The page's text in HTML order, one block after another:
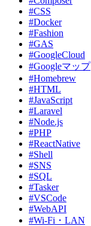
#CSS
#Docker
#Fashion
#GAS
#GoogleCloud
#Googleマップ
#Homebrew
#HTML
#JavaScript
#Laravel
#Node.js
#PHP
#ReactNative
#Shell
#SNS
#SQL
#Tasker
#VSCode
#WebAPI
#Wi-Fi・LAN